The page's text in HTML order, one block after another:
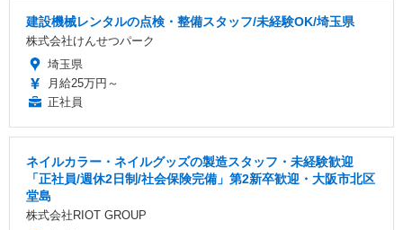
建設機械レンタルの点検・整備スタッフ/未経験OK/埼玉県
株式会社けんせつパーク
埼玉県
月給25万円～
正社員
ネイルカラー・ネイルグッズの製造スタッフ・未経験歓迎
「正社員/週休2日制/社会保険完備」第2新卒歓迎・大阪市北区
堂島
株式会社RIOT GROUP